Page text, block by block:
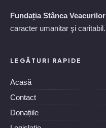
Fundația Stânca Veacurilor
caracter umanitar şi caritabil.
LEGĂTURI RAPIDE
Acasă
Contact
Donațiile